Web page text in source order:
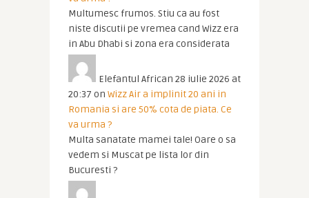
Multumesc frumos. Stiu ca au fost
niste discutii pe vremea cand Wizz era
in Abu Dhabi si zona era considerata
Elefantul African 28 iulie 2026 at
20:37 on Wizz Air a implinit 20 ani in
Romania si are 50% cota de piata. Ce
va urma ?
Multa sanatate mamei tale! Oare o sa
vedem si Muscat pe lista lor din
Bucuresti ?